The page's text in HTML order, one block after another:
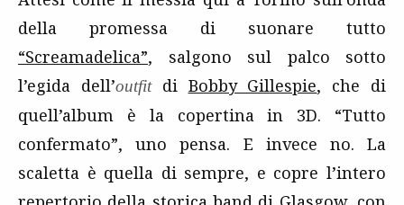
della promessa di suonare tutto
“Screamadelica”, salgono sul palco sotto
l’egida dell’outfitdi Bobby Gillespie, che di
quell’album è la copertina in 3D. “Tutto
confermato”, uno pensa. E invece no. La
scaletta è quella di sempre, e copre l’intero